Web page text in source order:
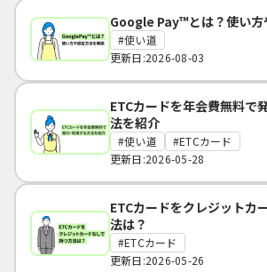
Google Pay™とは？使い方
使い道
更新日:2026-08-03
ETCカードを年会費無料で
法を紹介
使い道
ETCカード
更新日:2026-05-28
ETCカードをクレジットカ
法は？
ETCカード
更新日:2026-05-26